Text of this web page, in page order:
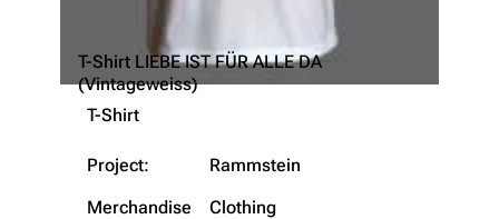
T-Shirt LIEBE IST FÜR ALLE DA
(Vintageweiss)
T-Shirt
Project:
Rammstein
Merchandise
Clothing